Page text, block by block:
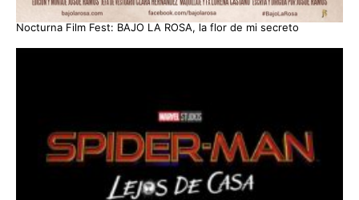
Nocturna Film Fest: BAJO LA ROSA, la flor de mi secreto